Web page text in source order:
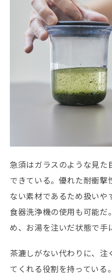
急須はガラスのような見た
できている。優れた耐衝撃
ない素材であるため扱い
食器洗浄機の使用も可能だ
め、お湯を注いだ状態で手
茶漉しがない代わりに、注
てくれる役割を持っている